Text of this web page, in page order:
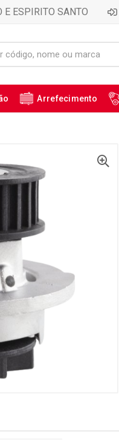
E ESPIRITO SANTO
Arrefecimento